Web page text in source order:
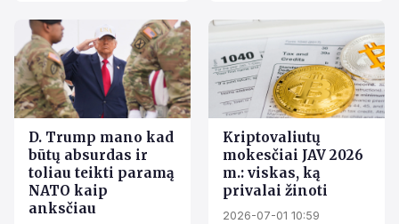
D. Trump mano kad
būtų absurdas ir
toliau teikti paramą
NATO kaip
anksčiau
Kriptovaliutų
mokesčiai JAV 2026
m.: viskas, ką
privalai žinoti
2026-07-01 10:59